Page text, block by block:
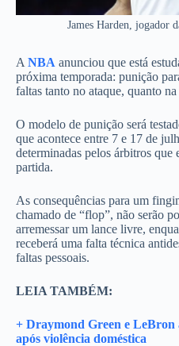
James Harden, jogador
A NBA anunciou que está
próxima temporada: punição
faltas tanto no ataque, quanto na
O modelo de punição será
que acontece entre 7 e 17 de
determinadas pelos árbitros que
partida.
As consequências para um
chamado de “flop”, não serão
arremessar um lance livre,
receberá uma falta técnica
faltas pessoais.
LEIA TAMBÉM:
+ Draymond Green e LeBron
após violência doméstica